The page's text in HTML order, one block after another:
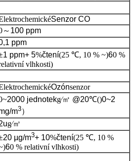
Senzor CO
～ 100 ppm
ppm
1 ppm+ 5%čtení(25 ℃, 10 % ~)60 %
vlhkosti)
Ozónsenzor
2000 jednotekg∕㎥ @20℃()0~2
m3）
g∕㎥
20 µg/m3+ 10%čtení(25 ℃, 10 %
60 % relativní vlhkosti)